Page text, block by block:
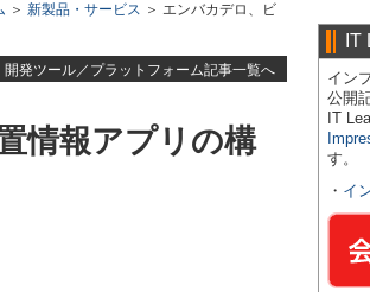
＞ 新製品・サービス ＞ エンバカデロ、ビ
開発ツール／プラットフォーム記事一覧へ
情報アプリの構
IT
イン
公開
IT
す。
・ イ